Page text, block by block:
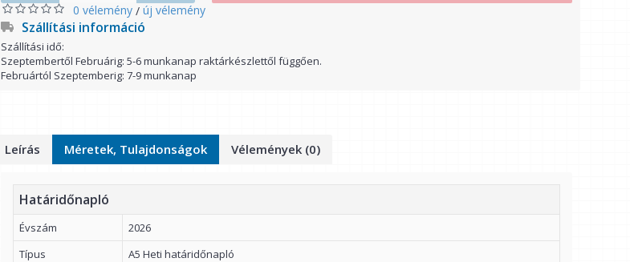
0 vélemény / új vélemény
Szállítási információ
Szállítási idő:
Szeptembertől Februárig: 5-6 munkanap raktárkészlettől függően.
Februártól Szeptemberig: 7-9 munkanap
Leírás Méretek, Tulajdonságok Vélemények (0)
Határidőnapló
Évszám
2026
Típus
A5 Heti határidőnapló